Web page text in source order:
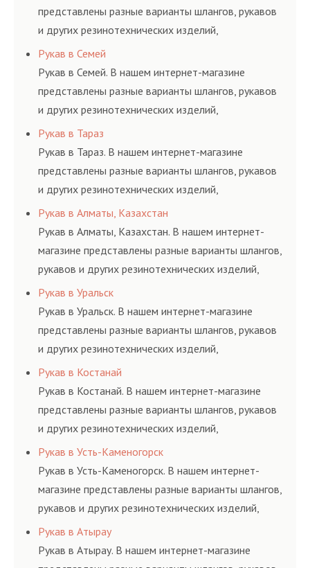
представлены разные варианты шлангов, рукавов
и других резинотехнических изделий,
соответствующих ГОСТам, техническим условиям
и нормативам.
Рукав в Семей
Рукав в Семей. В нашем интернет-магазине
представлены разные варианты шлангов, рукавов
и других резинотехнических изделий,
соответствующих ГОСТам, техническим условиям
и нормативам.
Рукав в Тараз
Рукав в Тараз. В нашем интернет-магазине
представлены разные варианты шлангов, рукавов
и других резинотехнических изделий,
соответствующих ГОСТам, техническим условиям
и нормативам.
Рукав в Алматы, Казахстан
Рукав в Алматы, Казахстан. В нашем интернет-
магазине представлены разные варианты шлангов,
рукавов и других резинотехнических изделий,
соответствующих ГОСТам, техническим условиям
и нормативам.
Рукав в Уральск
Рукав в Уральск. В нашем интернет-магазине
представлены разные варианты шлангов, рукавов
и других резинотехнических изделий,
соответствующих ГОСТам, техническим условиям
и нормативам.
Рукав в Костанай
Рукав в Костанай. В нашем интернет-магазине
представлены разные варианты шлангов, рукавов
и других резинотехнических изделий,
соответствующих ГОСТам, техническим условиям
и нормативам.
Рукав в Усть-Каменогорск
Рукав в Усть-Каменогорск. В нашем интернет-
магазине представлены разные варианты шлангов,
рукавов и других резинотехнических изделий,
соответствующих ГОСТам, техническим условиям
и нормативам.
Рукав в Атырау
Рукав в Атырау. В нашем интернет-магазине